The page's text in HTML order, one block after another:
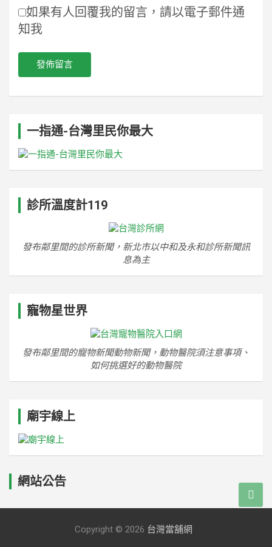
如果有人回覆我的留言，請以電子郵件通
知我
一指通-台灣里民你最大
診所溫度計119
發布鄰里間的診所新聞，新北市以中和及永和診所新聞訊
息為主
寵物星世界
發布鄰里間的寵物新聞動物新聞，動物醫院須注意事項、
如何挑選好的動物醫院
廟宇線上
網站公告
Copyright © 2026 台灣當舖網